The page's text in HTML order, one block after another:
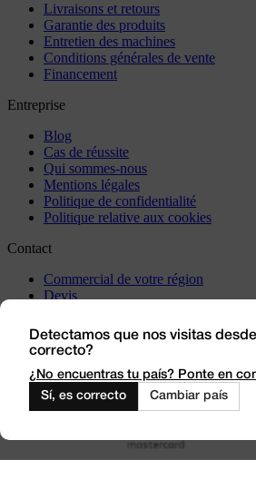
Livraisons et retours
Garantie des produits
Entretien des machines
Conditions générales de vente
Financement
Entreprise
Blog
Cas de réussite
Qui sommes-nous
Mentions légales
Politique de confidentialité
Politique relative aux cookies
Contact
Commercial de votre région
Devis
Rendez-nous visite
Travaillez avec nous
Outlet
Detectamos que nos visitas desde
correcto?
¿No encuentras tu país? Ponte en
Sí, es correcto
Cambiar país